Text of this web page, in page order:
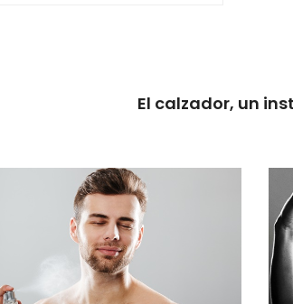
El calzador, un